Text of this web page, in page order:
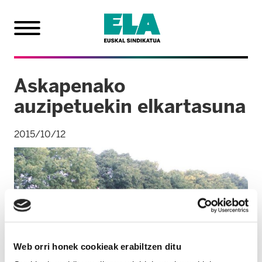
Web orri honek cookieak erabiltzen ditu
Askapenako
auzipetuekin elkartasuna
2015/10/12